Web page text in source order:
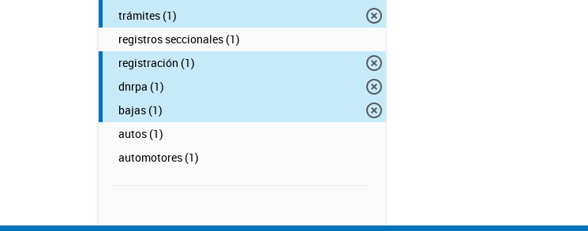
trámites (1)
registros seccionales (1)
registración (1)
dnrpa (1)
bajas (1)
autos (1)
automotores (1)